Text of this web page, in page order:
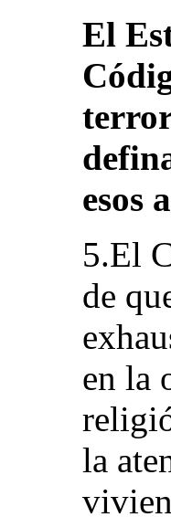
El
esos
5.El
de
en la
la